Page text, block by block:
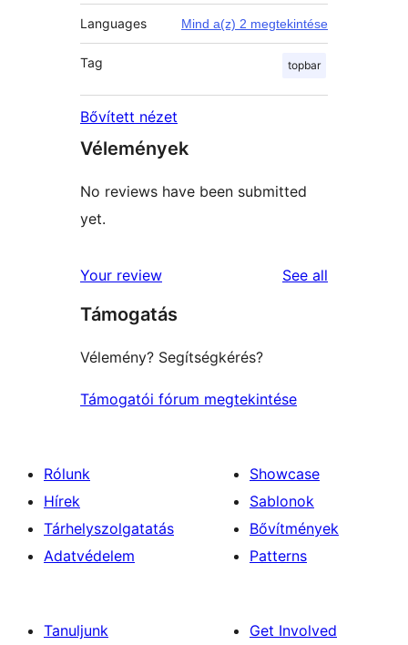
Languages Mind a(z) 2 megtekintése
Tag topbar
Bővített nézet
Vélemények
No reviews have been submitted
yet.
Your review See all
Támogatás
Vélemény? Segítségkérés?
Támogatói fórum megtekintése
Rólunk
Hírek
Tárhelyszolgatatás
Adatvédelem
Showcase
Sablonok
Bővítmények
Patterns
Tanuljunk
Get Involved